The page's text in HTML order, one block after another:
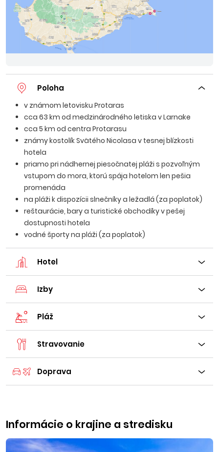
Poloha
v známom letovisku Protaras
cca 63 km od medzinárodného letiska v Larnake
cca 5 km od centra Protarasu
známy kostolík Svätého Nicolasa v tesnej blízkosti
hotela
priamo pri nádhernej piesočnatej pláži s pozvoľným
vstupom do mora, ktorú spája hotelom len pešia
promenáda
na pláži k dispozícii slnečníky a ležadlá (za poplatok)
reštaurácie, bary a turistické obchodíky v pešej
dostupnosti hotela
vodné športy na pláži (za poplatok)
Hotel
Izby
Pláž
Stravovanie
Doprava
Informácie o krajine a stredisku